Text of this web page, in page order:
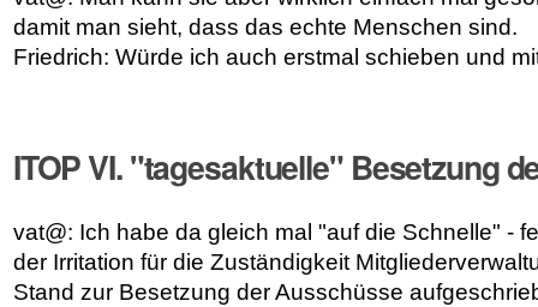
damit man sieht, dass das echte Menschen sind.
Friedrich: Würde ich auch erstmal schieben und
ITOP VI. "tagesaktuelle" Besetzung
vat@: Ich habe da gleich mal "auf die Schnelle" -
der Irritation für die Zuständigkeit
Stand zur Besetzung der Ausschüsse